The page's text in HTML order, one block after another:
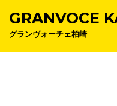
GRANVOCE
グランヴォーチェ柏崎